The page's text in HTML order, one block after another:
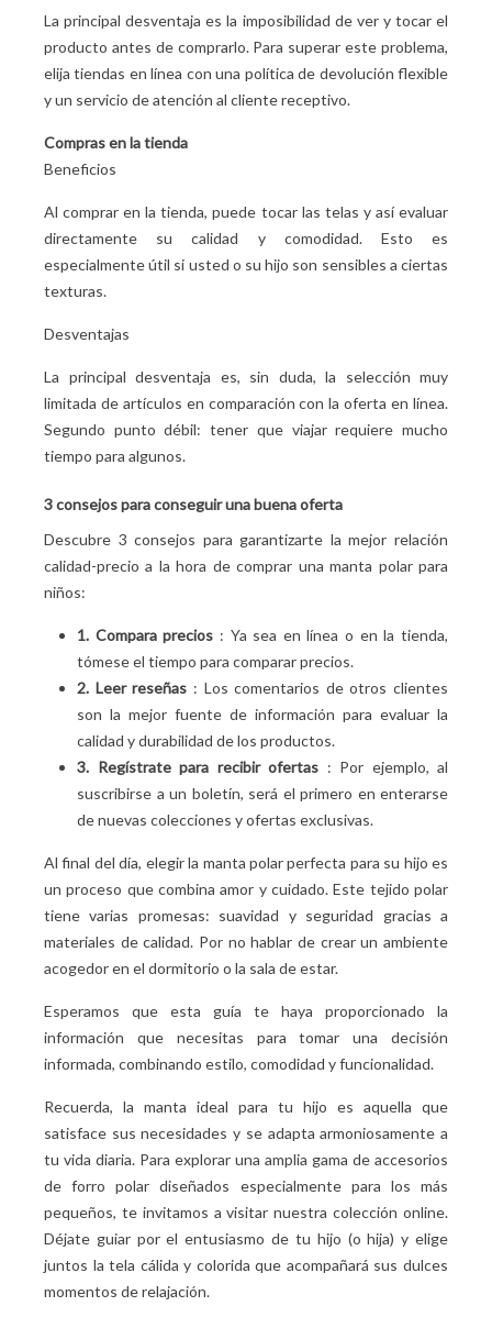
La principal desventaja es la imposibilidad de ver y tocar el
producto antes de comprarlo. Para superar este problema,
elija tiendas en línea con una política de devolución flexible
y un servicio de atención al cliente receptivo.
Compras en la tienda
Beneficios
Al comprar en la tienda, puede tocar las telas y así evaluar
directamente su calidad y comodidad. Esto es
especialmente útil si usted o su hijo son sensibles a ciertas
texturas.
Desventajas
La principal desventaja es, sin duda, la selección muy
limitada de artículos en comparación con la oferta en línea.
Segundo punto débil: tener que viajar requiere mucho
tiempo para algunos.
3 consejos para conseguir una buena oferta
Descubre 3 consejos para garantizarte la mejor relación
calidad-precio a la hora de comprar una manta polar para
niños:
1. Compara precios : Ya sea en línea o en la tienda,
tómese el tiempo para comparar precios.
2. Leer reseñas : Los comentarios de otros clientes
son la mejor fuente de información para evaluar la
calidad y durabilidad de los productos.
3. Regístrate para recibir ofertas : Por ejemplo, al
suscribirse a un boletín, será el primero en enterarse
de nuevas colecciones y ofertas exclusivas.
Al final del día, elegir la manta polar perfecta para su hijo es
un proceso que combina amor y cuidado. Este tejido polar
tiene varias promesas: suavidad y seguridad gracias a
materiales de calidad. Por no hablar de crear un ambiente
acogedor en el dormitorio o la sala de estar.
Esperamos que esta guía te haya proporcionado la
información que necesitas para tomar una decisión
informada, combinando estilo, comodidad y funcionalidad.
Recuerda, la manta ideal para tu hijo es aquella que
satisface sus necesidades y se adapta armoniosamente a
tu vida diaria. Para explorar una amplia gama de accesorios
de forro polar diseñados especialmente para los más
pequeños, te invitamos a visitar nuestra colección online.
Déjate guiar por el entusiasmo de tu hijo (o hija) y elige
juntos la tela cálida y colorida que acompañará sus dulces
momentos de relajación.